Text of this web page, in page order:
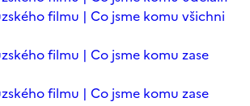
filmu | Co jsme komu všichni
filmu | Co jsme komu zase
filmu | Co jsme komu zase